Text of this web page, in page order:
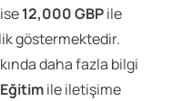
12,000 GBPile
göstermektedir.
daha fazla bilgi
Eğitimile iletişime